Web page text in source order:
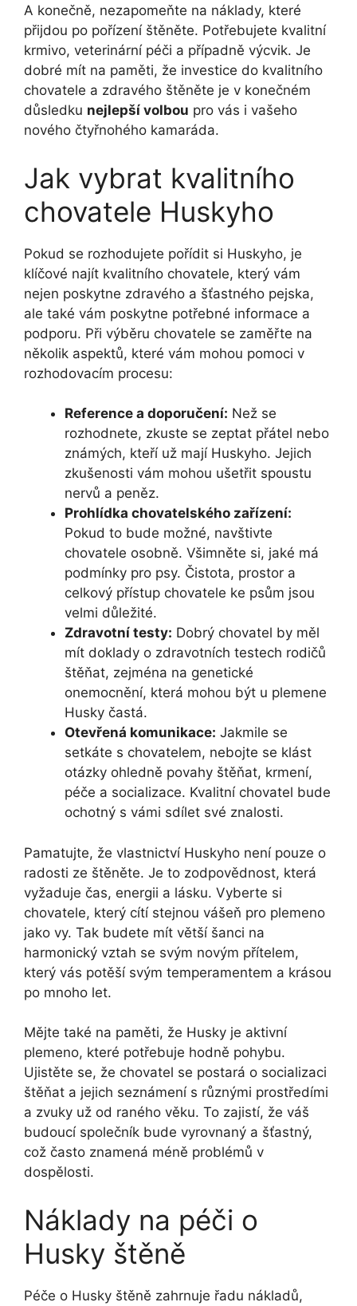
A konečně, nezapomeňte na náklady, které
přijdou po pořízení štěněte. Potřebujete kvalitní
krmivo, veterinární péči a případně výcvik. Je
dobré mít na paměti, že investice do kvalitního
chovatele a zdravého štěněte je v konečném
důsledku nejlepší volbou pro vás i vašeho
nového čtyřnohého kamaráda.
Jak vybrat kvalitního
chovatele Huskyho
Pokud se rozhodujete pořídit si Huskyho, je
klíčové najít kvalitního chovatele, který vám
nejen poskytne zdravého a šťastného pejska,
ale také vám poskytne potřebné informace a
podporu. Při výběru chovatele se zaměřte na
několik aspektů, které vám mohou pomoci v
rozhodovacím procesu:
Reference a doporučení: Než se
rozhodnete, zkuste se zeptat přátel nebo
známých, kteří už mají Huskyho. Jejich
zkušenosti vám mohou ušetřit spoustu
nervů a peněz.
Prohlídka chovatelského zařízení:
Pokud to bude možné, navštivte
chovatele osobně. Všimněte si, jaké má
podmínky pro psy. Čistota, prostor a
celkový přístup chovatele ke psům jsou
velmi důležité.
Zdravotní testy: Dobrý chovatel by měl
mít doklady o zdravotních testech rodičů
štěňat, zejména na genetické
onemocnění, která mohou být u plemene
Husky častá.
Otevřená komunikace: Jakmile se
setkáte s chovatelem, nebojte se klást
otázky ohledně povahy štěňat, krmení,
péče a socializace. Kvalitní chovatel bude
ochotný s vámi sdílet své znalosti.
Pamatujte, že vlastnictví Huskyho není pouze o
radosti ze štěněte. Je to zodpovědnost, která
vyžaduje čas, energii a lásku. Vyberte si
chovatele, který cítí stejnou vášeň pro plemeno
jako vy. Tak budete mít větší šanci na
harmonický vztah se svým novým přítelem,
který vás potěší svým temperamentem a krásou
po mnoho let.
Mějte také na paměti, že Husky je aktivní
plemeno, které potřebuje hodně pohybu.
Ujistěte se, že chovatel se postará o socializaci
štěňat a jejich seznámení s různými prostředími
a zvuky už od raného věku. To zajistí, že váš
budoucí společník bude vyrovnaný a šťastný,
což často znamená méně problémů v
dospělosti.
Náklady na péči o
Husky štěně
Péče o Husky štěně zahrnuje řadu nákladů,